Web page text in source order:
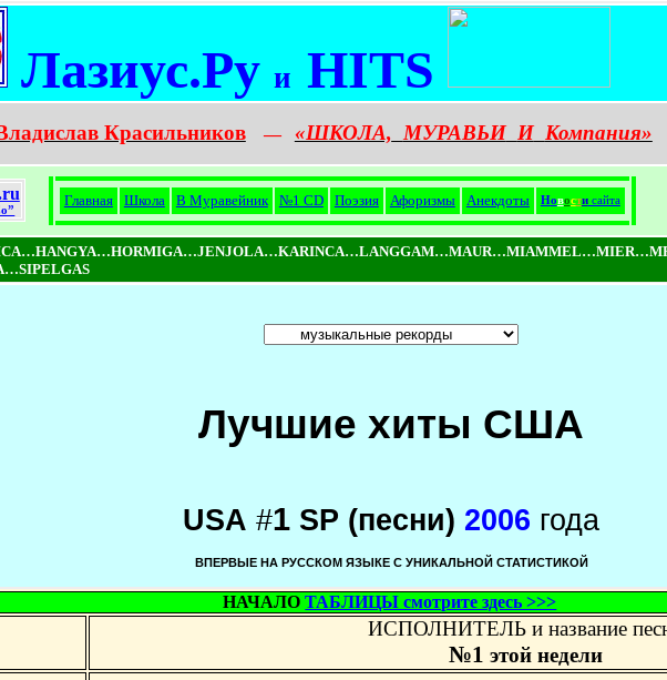
Лазиус.Ру и HITS
Красильников — «ШКОЛА, МУРАВЬИ И Компания»
Главная Школа В Муравейник №1 CD Поэзия Афоризмы Анекдоты Новостисайта
Лучшие хиты США
USA #1 SP (песни) 2006 года
ВПЕРВЫЕ НА РУССКОМ ЯЗЫКЕ С УНИКАЛЬНОЙ СТАТИСТИКОЙ
НАЧАЛОТАБЛИЦЫ смотрите здесь >>>
ИСПОЛНИТЕЛЬ и название
№1 этойнедели